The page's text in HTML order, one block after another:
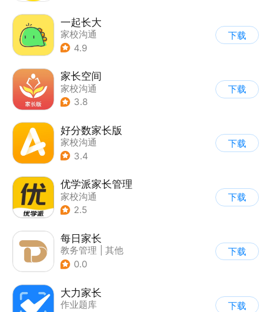
一起长大
家校沟通
4.9
下载
家长空间
家校沟通
3.8
下载
好分数家长版
家校沟通
3.4
下载
优学派家长管理
家校沟通
2.5
下载
每日家长
教务管理
其他
0.0
下载
大力家长
作业题库
下载